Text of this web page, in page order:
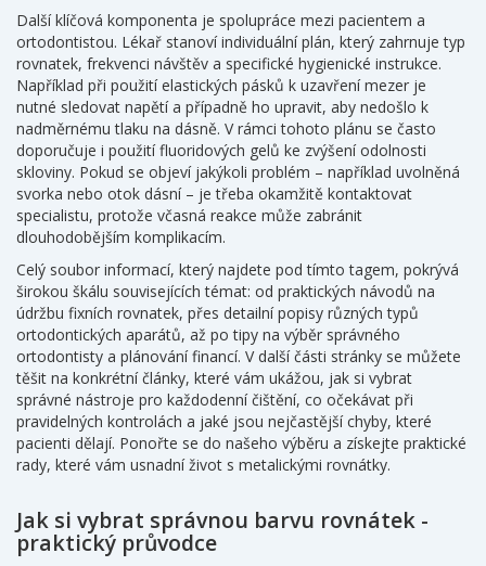
Další klíčová komponenta je spolupráce mezi pacientem a
ortodontistou. Lékař stanoví individuální plán, který zahrnuje typ
rovnatek, frekvenci návštěv a specifické hygienické instrukce.
Například při použití elastických pásků k uzavření mezer je
nutné sledovat napětí a případně ho upravit, aby nedošlo k
nadměrnému tlaku na dásně. V rámci tohoto plánu se často
doporučuje i použití fluoridových gelů ke zvýšení odolnosti
skloviny. Pokud se objeví jakýkoli problém – například uvolněná
svorka nebo otok dásní – je třeba okamžitě kontaktovat
specialistu, protože včasná reakce může zabránit
dlouhodobějším komplikacím.
Celý soubor informací, který najdete pod tímto tagem, pokrývá
širokou škálu souvisejících témat: od praktických návodů na
údržbu fixních rovnatek, přes detailní popisy různých typů
ortodontických aparátů, až po tipy na výběr správného
ortodontisty a plánování financí. V další části stránky se můžete
těšit na konkrétní články, které vám ukážou, jak si vybrat
správné nástroje pro každodenní čištění, co očekávat při
pravidelných kontrolách a jaké jsou nejčastější chyby, které
pacienti dělají. Ponořte se do našeho výběru a získejte praktické
rady, které vám usnadní život s metalickými rovnátky.
Jak si vybrat správnou barvu rovnátek -
praktický průvodce